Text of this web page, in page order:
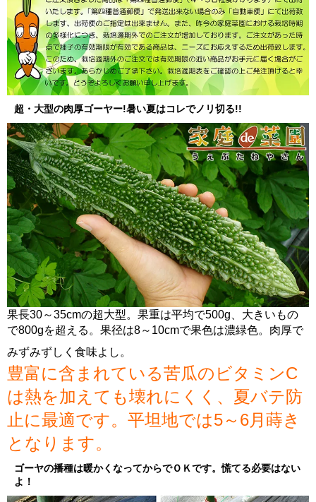
超・大型の肉厚ゴーヤー!暑い夏はコレでノリ切る!!
果長30～35cmの超大型。果重は平均で500g、大きいもの
で800gを超える。果径は8～10cmで果色は濃緑色。肉厚で
みずみずしく食味よし。
豊富に含まれている苦瓜のビタミンC
は熱を加えても壊れにくく、夏バテ防
止に最適です。平坦地では5～6月蒔き
となります。
ゴーヤの播種は暖かくなってからでＯＫです。慌てる必要はない
よ！